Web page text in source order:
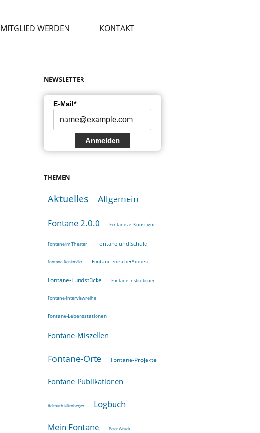
MITGLIED WERDEN KONTAKT
NEWSLETTER
E-Mail*
Anmelden
THEMEN
Aktuelles Allgemein
Fontane 2.0.0 Fontane als Kunstfigur
Fontane im Theater Fontane und Schule
Fontane-Denkmäler Fontane-Forscher*innen
Fontane-Fundstücke Fontane-Institutionen
Fontane-Interviewreihe
Fontane-Lebensstationen
Fontane-Miszellen
Fontane-Orte Fontane-Projekte
Fontane-Publikationen
Helmuth Nürnberger Logbuch
Mein Fontane Peter Wruck